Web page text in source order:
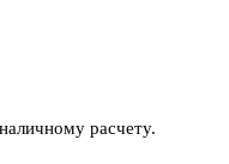
расчету.